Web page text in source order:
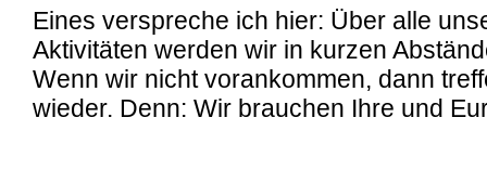
Eines verspreche ich hier: Über alle
Aktivitäten werden wir in kurzen
Wenn wir nicht vorankommen, dann
wieder. Denn: Wir brauchen Ihre und